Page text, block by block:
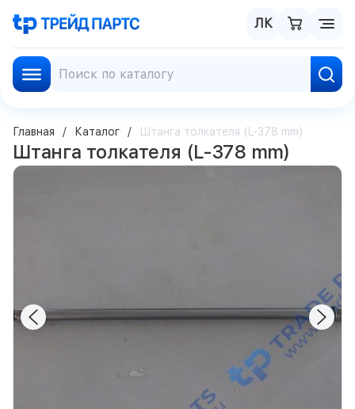
ЛК
Главная Каталог Штанга толкателя (L-378 mm)
Штанга толкателя (L-378 mm)